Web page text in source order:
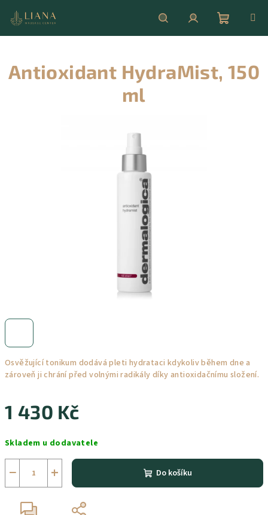
obsah
HledatPřihlášeníNákupní
košík
Osvěžující tonikum dodává pleti hydrataci kdykoliv během dne a
zároveň ji chrání před volnými radikály díky antioxidačnímu složení.
1 430 Kč
cena:
Skladem u dodavatele
+
− Do košíku
Antioxidant HydraMist, 150
ml